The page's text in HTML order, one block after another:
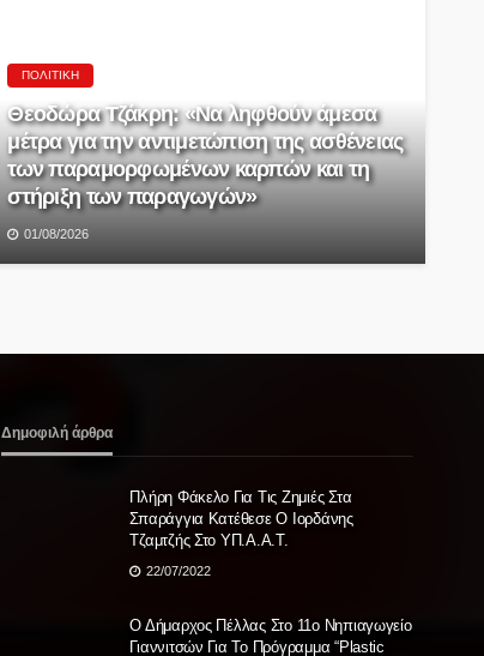
ΠΟΛΙΤΙΚΉ
Θεοδώρα Τζάκρη: «Να ληφθούν άμεσα
μέτρα για την αντιμετώπιση της ασθένειας
των παραμορφωμένων καρπών και τη
στήριξη των παραγωγών»
01/08/2026
Δημοφιλή άρθρα
Πλήρη Φάκελο Για Τις Ζημιές Στα
Σπαράγγια Κατέθεσε Ο Ιορδάνης
Τζαμτζής Στο ΥΠ.Α.Α.Τ.
22/07/2022
Ο Δήμαρχος Πέλλας Στο 11ο Νηπιαγωγείο
Γιαννιτσών Για Το Πρόγραμμα “Plastic